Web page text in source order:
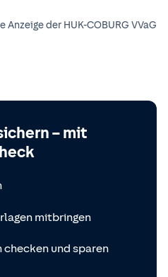
Anzeige der HUK-COBURG VVaG
– mit
mitbringen
checken und sparen